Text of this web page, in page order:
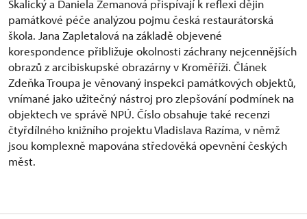
Skalický a Daniela Zemanová přispívají k reflexi dějin
památkové péče analýzou pojmu česká restaurátorská
škola. Jana Zapletalová na základě objevené
korespondence přibližuje okolnosti záchrany nejcennějších
obrazů z arcibiskupské obrazárny v Kroměříži. Článek
Zdeňka Troupa je věnovaný inspekci památkových objektů,
vnímané jako užitečný nástroj pro zlepšování podmínek na
objektech ve správě NPÚ. Číslo obsahuje také recenzi
čtyřdílného knižního projektu Vladislava Razíma, v němž
jsou komplexně mapována středověká opevnění českých
měst.